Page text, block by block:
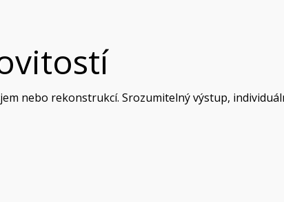
nebo rekonstrukcí. Srozumitelný výstup,